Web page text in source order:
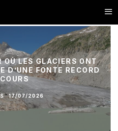
LES GLACIERS ONT
D’UNE FONTE RECORD
· 17/07/2026